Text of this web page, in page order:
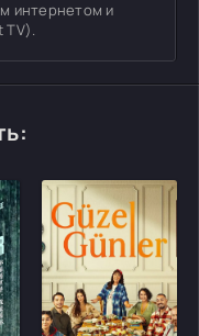
интернетом и
TV).